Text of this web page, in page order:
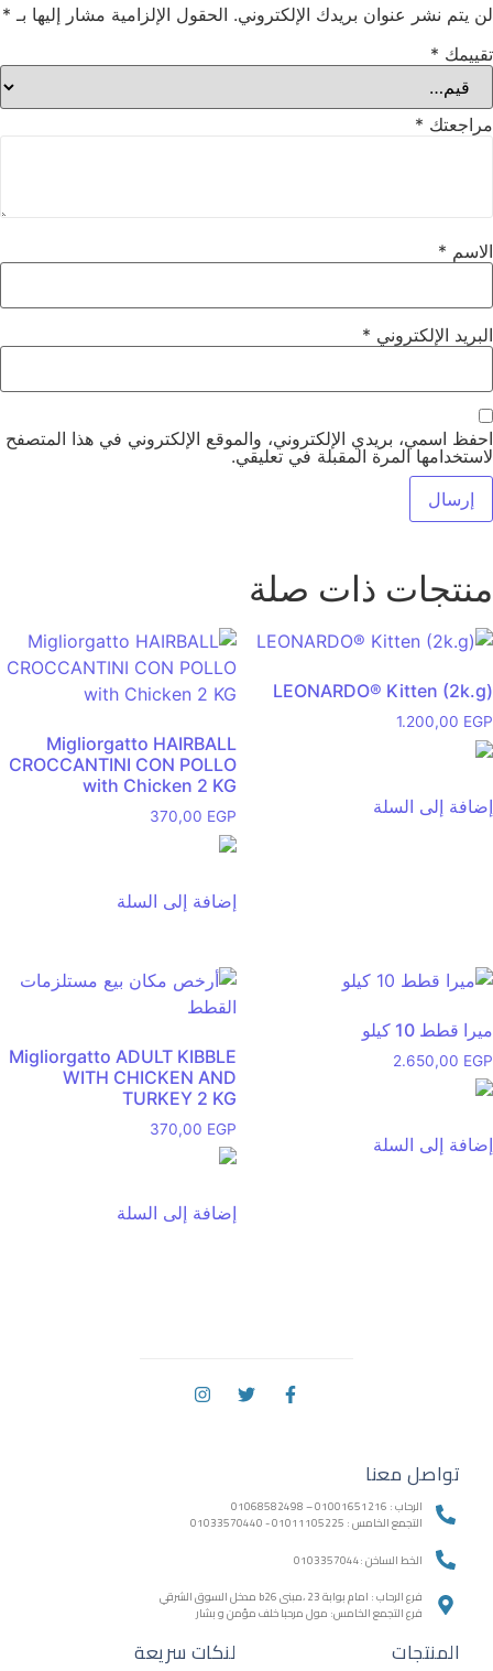
لن يتم نشر عنوان بريدك الإلكتروني. الحقول الإلزامية مشار إليها بـ *
تقييمك *
مراجعتك *
الاسم *
البريد الإلكتروني *
احفظ اسمي، بريدي الإلكتروني، والموقع الإلكتروني في هذا المتصفح
لاستخدامها المرة المقبلة في تعليقي.
منتجات ذات صلة
LEONARDO® Kitten (2k.g)
1.200,00 EGP
إضافة إلى السلة
Migliorgatto HAIRBALL
CROCCANTINI CON POLLO
with Chicken 2 KG
370,00 EGP
إضافة إلى السلة
ميرا قطط 10 كيلو
2.650,00 EGP
إضافة إلى السلة
Migliorgatto ADULT KIBBLE
WITH CHICKEN AND
TURKEY 2 KG
370,00 EGP
إضافة إلى السلة
تواصل معنا
الرحاب : 01001651216 – 01068582498
التجمع الخامس : 01011105225 - 01033570440
الخط الساخن :0103357044
فرع الرحاب : امام بوابة 23 ،مبنى b26 مدخل السوق الشرقي
فرع التجمع الخامس: مول مرحبا خلف مؤمن و بشار
المنتجات لنكات سريعة